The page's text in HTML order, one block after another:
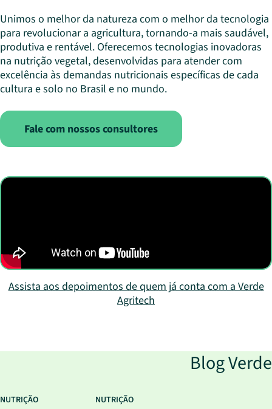
Unimos o melhor da natureza com o melhor da tecnologia
para revolucionar a agricultura, tornando-a mais saudável,
produtiva e rentável. Oferecemos tecnologias inovadoras
na nutrição vegetal, desenvolvidas para atender com
excelência às demandas nutricionais específicas de cada
cultura e solo no Brasil e no mundo.
Fale com nossos consultores
Assista aos depoimentos de quem já conta com a Verde
Agritech
Blog Verde
NUTRIÇÃO NUTRIÇÃO